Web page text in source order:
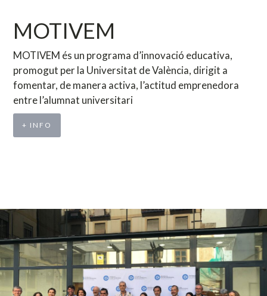
MOTIVEM
MOTIVEM és un programa d’innovació educativa,
promogut per la Universitat de València, dirigit a
fomentar, de manera activa, l’actitud emprenedora
entre l’alumnat universitari
+ INFO